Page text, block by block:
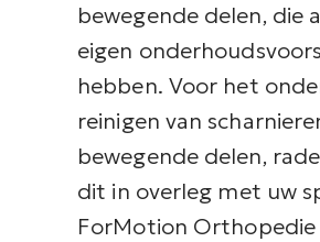
bewegende delen, die
eigen
hebben. Voor het
reinigen van
bewegende delen,
dit in overleg met uw
ForMotion